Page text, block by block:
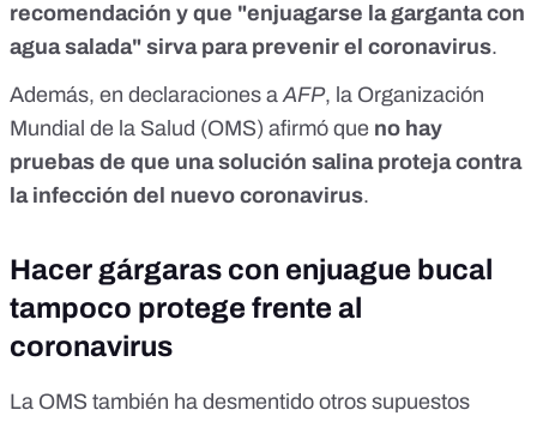
recomendación y que "enjuagarse la garganta con
agua salada" sirva para prevenir el coronavirus.
Además, en declaraciones aAFP, la Organización
Mundial de la Salud (OMS) afirmó que no hay
pruebas de que una solución salina proteja contra
la infección del nuevo coronavirus.
Hacer gárgaras con enjuague bucal
tampoco protege frente al
coronavirus
La OMS también ha desmentido otros supuestos